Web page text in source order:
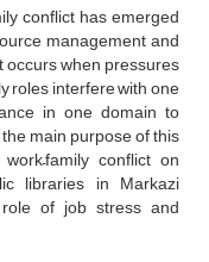
conflict has emerged
management and
when pressures
roles interfere with one
in one domain to
main purpose of this
conflict on
libraries in Markazi
of job stress and